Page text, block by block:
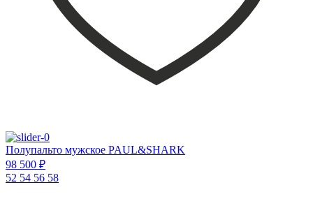
Полупальто мужское PAUL&SHARK
98 500 ₽
52 54 56 58